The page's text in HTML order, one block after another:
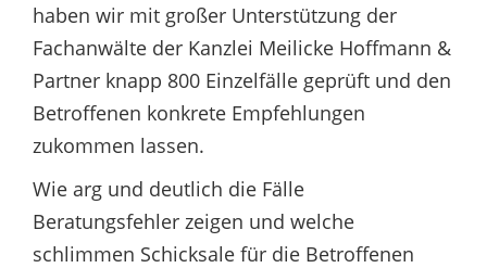
haben wir mit großer Unterstützung der
Fachanwälte der Kanzlei Meilicke Hoffmann &
Partner knapp 800 Einzelfälle geprüft und den
Betroffenen konkrete Empfehlungen
zukommen lassen.
Wie arg und deutlich die Fälle
Beratungsfehler zeigen und welche
schlimmen Schicksale für die Betroffenen